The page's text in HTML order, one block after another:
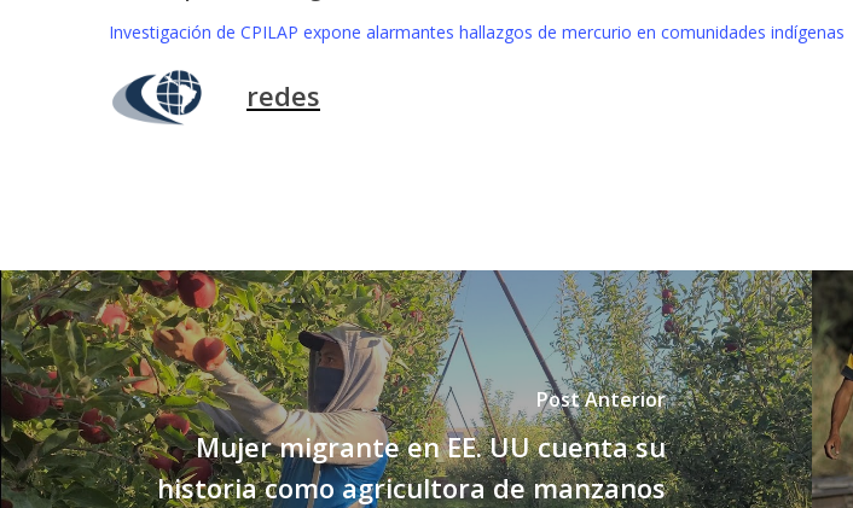
Investigación de CPILAP expone alarmantes hallazgos de mercurio en comunidades indígenas
redes
Post Anterior
Mujer migrante en EE. UU cuenta su
historia como agricultora de manzanos